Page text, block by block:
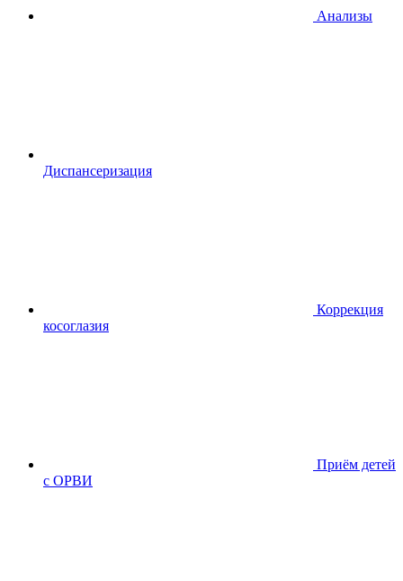
Анализы
Диспансеризация
Коррекция
косоглазия
Приём детей
с ОРВИ